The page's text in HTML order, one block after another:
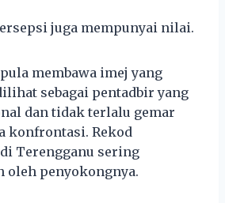
juga mempunyai nilai.
membawa imej yang
sebagai pentadbir yang
dan tidak terlalu gemar
konfrontasi. Rekod
Terengganu sering
oleh penyokongnya.